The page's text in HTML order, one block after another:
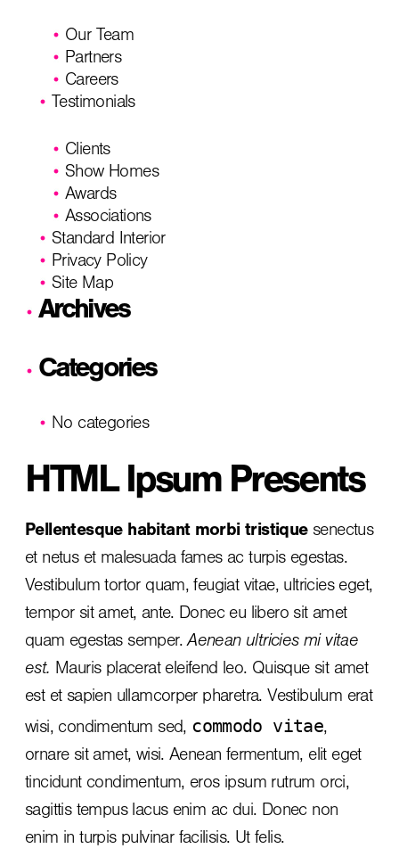
Our Team
Partners
Careers
Testimonials
Clients
Show Homes
Awards
Associations
Standard Interior
Privacy Policy
Site Map
Archives
Categories
No categories
HTML Ipsum Presents
Pellentesque habitant morbi tristiquesenectus
et netus et malesuada fames ac turpis egestas.
Vestibulum tortor quam, feugiat vitae, ultricies eget,
tempor sit amet, ante. Donec eu libero sit amet
quam egestas semper.Aenean ultricies mi vitae
est. Mauris placerat eleifend leo. Quisque sit amet
est et sapien ullamcorper pharetra. Vestibulum erat
wisi, condimentum sed, commodo vitae,
ornare sit amet, wisi. Aenean fermentum, elit eget
tincidunt condimentum, eros ipsum rutrum orci,
sagittis tempus lacus enim ac dui. Donec non
enim in turpis pulvinar facilisis. Ut felis.